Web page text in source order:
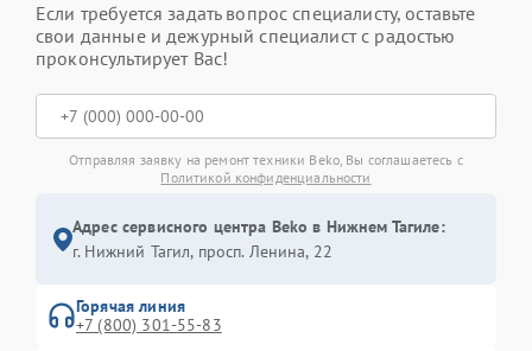
Если требуется задать вопрос специалисту, оставьте
свои данные и дежурный специалист с радостью
проконсультирует Вас!
Отправляя заявку на ремонт техники Beko, Вы соглашаетесь с
Политикой конфиденциальности
Адрес сервисного центра Beko в Нижнем Тагиле:
г. Нижний Тагил, просп. Ленина, 22
Горячая линия
+7 (800) 301-55-83